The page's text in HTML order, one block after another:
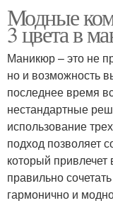
Модные
3 цвета в
Маникюр – это не
но и возможность
последнее время
нестандартные
использование
подход позволяет
который
правильно
гармонично и